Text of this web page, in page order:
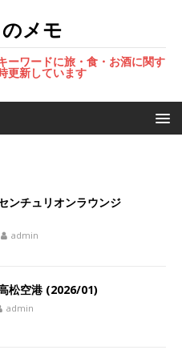
メモ
ーワードに旅・食・お酒に関す
更新しています
ンチュリオンラウンジ
admin
松空港 (2026/01)
admin